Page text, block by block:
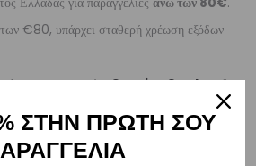
€80, υπάρχει σταθερή χρέωση εξόδων
ταχυμεταφορών,Courier Center, θα
ΣΤΗΝ ΠΡΩΤΗ ΣΟΥ